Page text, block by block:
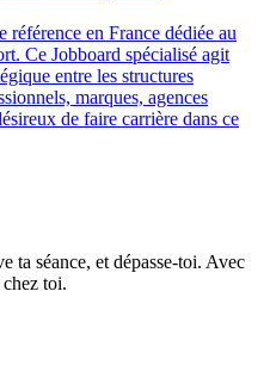
référence en France dédiée au
Ce Jobboard spécialisé agit
entre les structures
marques, agences
de faire carrière dans ce
ta séance, et dépasse-toi. Avec
toi.